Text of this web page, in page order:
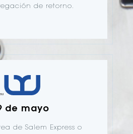
de retorno.
de mayo
de Salem Express o